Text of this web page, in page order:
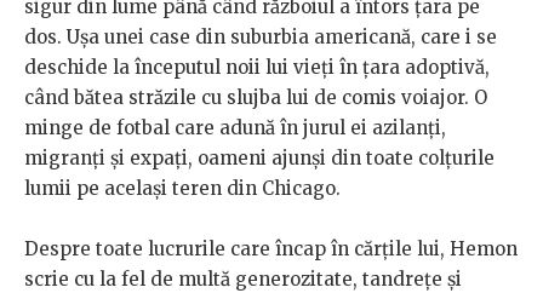
sigur din lume până când războiul a întors țara pe
dos. Ușa unei case din suburbia americană, care i se
deschide la începutul noii lui vieți în țara adoptivă,
când bătea străzile cu slujba lui de comis voiajor. O
minge de fotbal care adună în jurul ei azilanți,
migranți și expați, oameni ajunși din toate colțurile
lumii pe același teren din Chicago.
Despre toate lucrurile care încap în cărțile lui, Hemon
scrie cu la fel de multă generozitate, tandrețe și